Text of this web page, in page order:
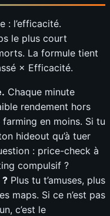
: l’efficacité.
le plus court
La formule tient
× Efficacité.
Chaque minute
rendement hors
en moins. Si tu
hideout qu’à tuer
: price-check à
compulsif ?
? Plus tu t’amuses, plus
maps. Si ce n’est pas
c’est le